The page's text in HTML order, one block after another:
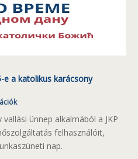
e a katolikus karácsony
ünnep alkalmából a JKP
felhasználóit,
nap.